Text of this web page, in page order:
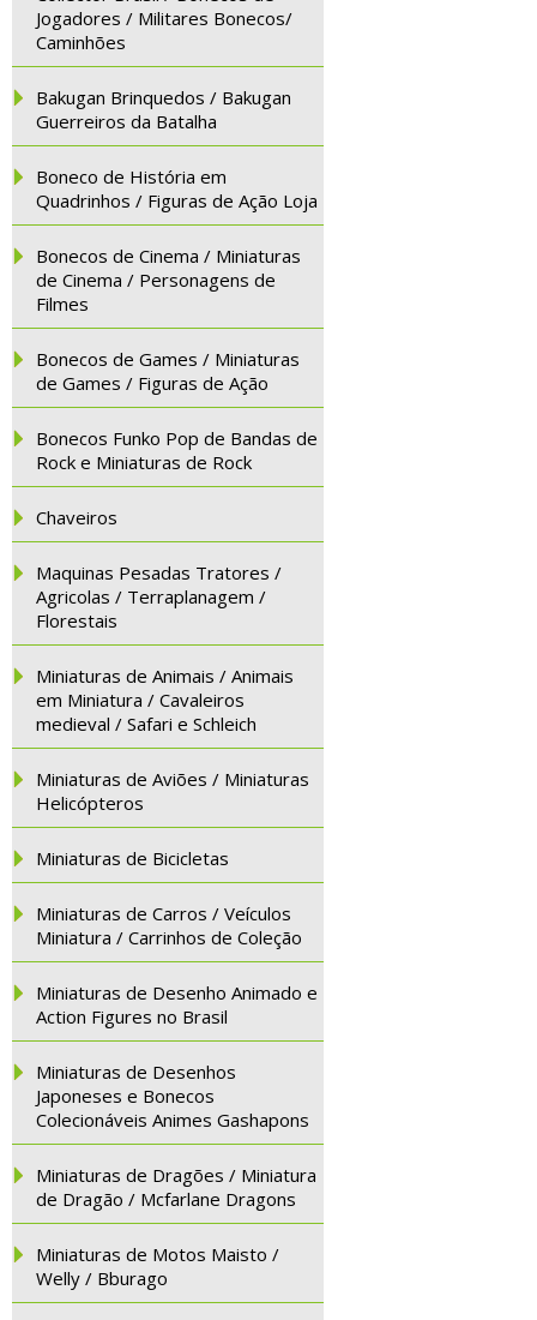
Jogadores / Militares Bonecos/
Caminhões
Bakugan Brinquedos / Bakugan
Guerreiros da Batalha
Boneco de História em
Quadrinhos / Figuras de Ação Loja
Bonecos de Cinema / Miniaturas
de Cinema / Personagens de
Filmes
Bonecos de Games / Miniaturas
de Games / Figuras de Ação
Bonecos Funko Pop de Bandas de
Rock e Miniaturas de Rock
Chaveiros
Maquinas Pesadas Tratores /
Agricolas / Terraplanagem /
Florestais
Miniaturas de Animais / Animais
em Miniatura / Cavaleiros
medieval / Safari e Schleich
Miniaturas de Aviões / Miniaturas
Helicópteros
Miniaturas de Bicicletas
Miniaturas de Carros / Veículos
Miniatura / Carrinhos de Coleção
Miniaturas de Desenho Animado e
Action Figures no Brasil
Miniaturas de Desenhos
Japoneses e Bonecos
Colecionáveis Animes Gashapons
Miniaturas de Dragões / Miniatura
de Dragão / Mcfarlane Dragons
Miniaturas de Motos Maisto /
Welly / Bburago